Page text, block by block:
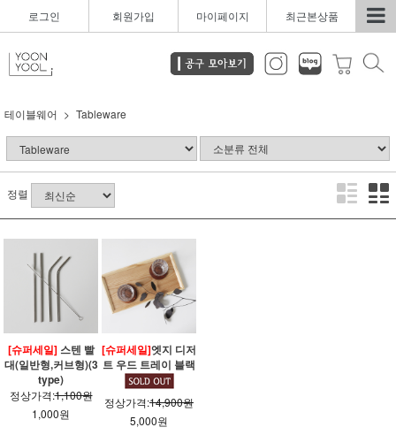
로그인 회원가입 마이페이지 최근본상품
테이블웨어 Tableware
정렬
[슈퍼세일]스텐 빨
대(일반형,커브형)(3
type)
정상가격:1,100원
1,000원
[슈퍼세일]엣지 디저
트 우드 트레이 블랙
정상가격:14,900원
5,000원